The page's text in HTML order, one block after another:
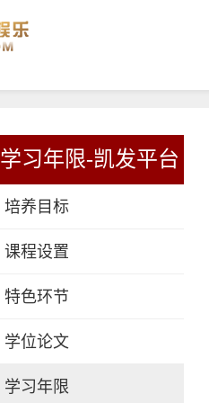
学习年限-凯发平台
培养目标
课程设置
特色环节
学位论文
学习年限